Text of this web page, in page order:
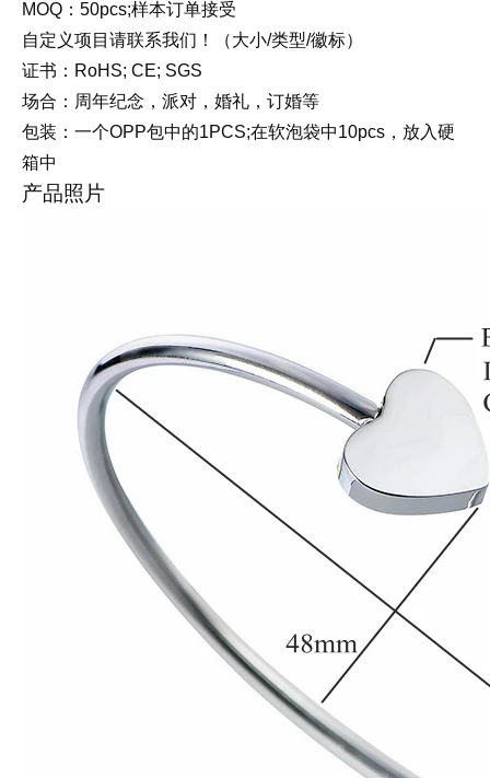
MOQ：50pcs;样本订单接受
自定义项目请联系我们！（大小/类型/徽标）
证书：RoHS; CE; SGS
场合：周年纪念，派对，婚礼，订婚等
包装：一个OPP包中的1PCS;在软泡袋中10pcs，放入硬
箱中
产品照片